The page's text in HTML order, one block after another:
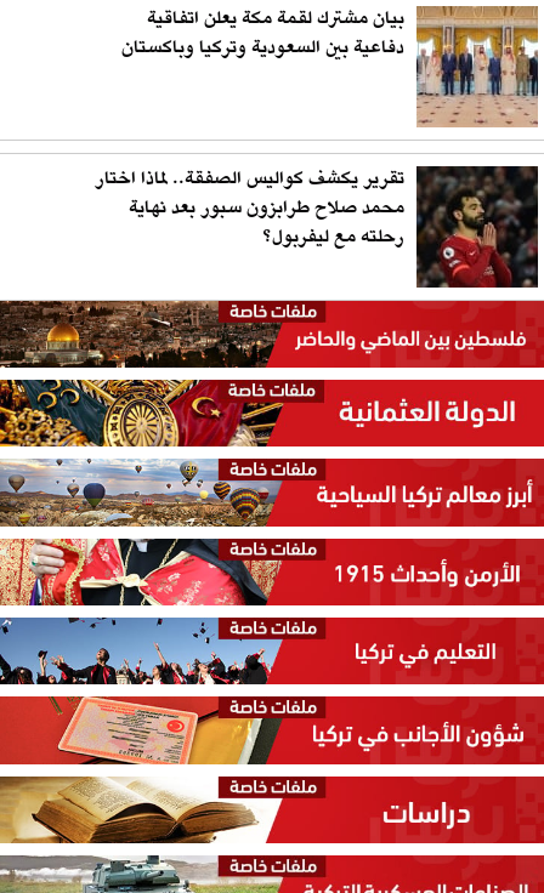
بيان مشترك لقمة مكة يعلن اتفاقية
دفاعية بين السعودية وتركيا وباكستان
تقرير يكشف كواليس الصفقة.. لماذا اختار
محمد صلاح طرابزون سبور بعد نهاية
رحلته مع ليفربول؟